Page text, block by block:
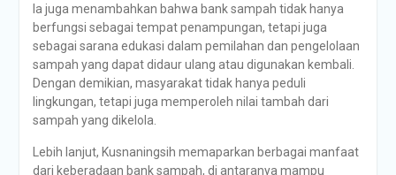
Ia juga menambahkan bahwa bank sampah tidak hanya
berfungsi sebagai tempat penampungan, tetapi juga
sebagai sarana edukasi dalam pemilahan dan pengelolaan
sampah yang dapat didaur ulang atau digunakan kembali.
Dengan demikian, masyarakat tidak hanya peduli
lingkungan, tetapi juga memperoleh nilai tambah dari
sampah yang dikelola.
Lebih lanjut, Kusnaningsih memaparkan berbagai manfaat
dari keberadaan bank sampah, di antaranya mampu